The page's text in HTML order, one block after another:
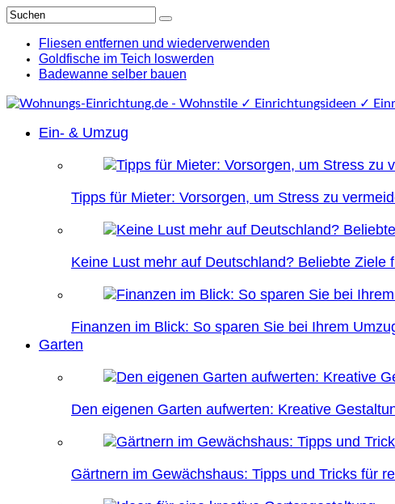
Fliesen entfernen und wiederverwenden
Goldfische im Teich loswerden
Badewanne selber bauen
Ein- & Umzug
Tipps für Mieter: Vorsorgen, um Stress zu
Keine Lust mehr auf Deutschland? Beliebte Ziele
Finanzen im Blick: So sparen Sie bei Ihrem
Garten
Den eigenen Garten aufwerten: Kreative
Gärtnern im Gewächshaus: Tipps und Tricks für